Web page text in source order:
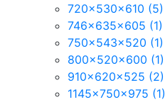
720x530x610 (5)
746x635x605 (1)
750x543x520 (1)
800x520x600 (1)
910x620x525 (2)
1145x750x975 (1)